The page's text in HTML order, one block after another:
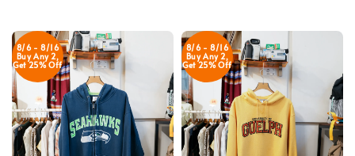
8/6 - 8/16
Buy Any 2,
Get 25% Off
8/6 - 8/16
Buy Any 2,
Get 25% Off